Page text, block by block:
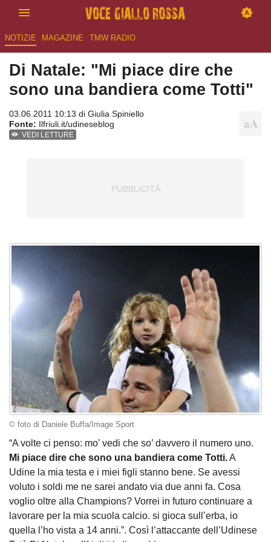
NOTIZIE MAGAZINE TMW RADIO
Di Natale: "Mi piace dire che
sono una bandiera come Totti"
03.06.2011 10:13 di Giulia Spiniello
Fonte: Ilfriuli.it/udineseblog
VEDI LETTURE
© foto di Daniele Buffa/Image Sport
“A volte ci penso: mo’ vedi che so’ davvero il numero uno.
Mi piace dire che sono una bandiera come Totti.A
Udine la mia testa e i miei figli stanno bene. Se avessi
voluto i soldi me ne sarei andato via due anni fa. Cosa
voglio oltre alla Champions? Vorrei in futuro continuare a
lavorare per la mia scuola calcio. si gioca sull’erba, io
quella l’ho vista a 14 anni.”. Così l’attaccante dell’Udinese